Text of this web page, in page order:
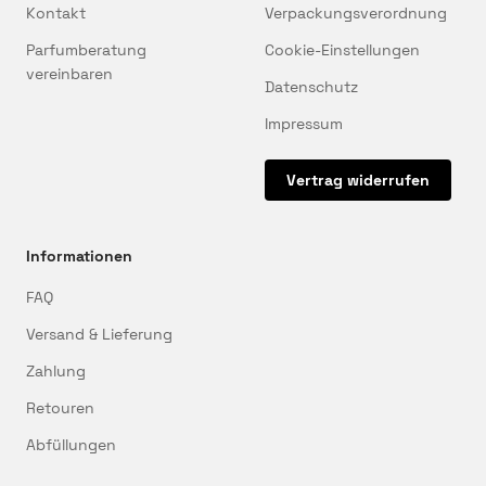
Kontakt
Parfumberatung
vereinbaren
Verpackungsverordnung
Cookie-Einstellungen
Datenschutz
Impressum
Vertrag widerrufen
Informationen
FAQ
Versand & Lieferung
Zahlung
Retouren
Abfüllungen